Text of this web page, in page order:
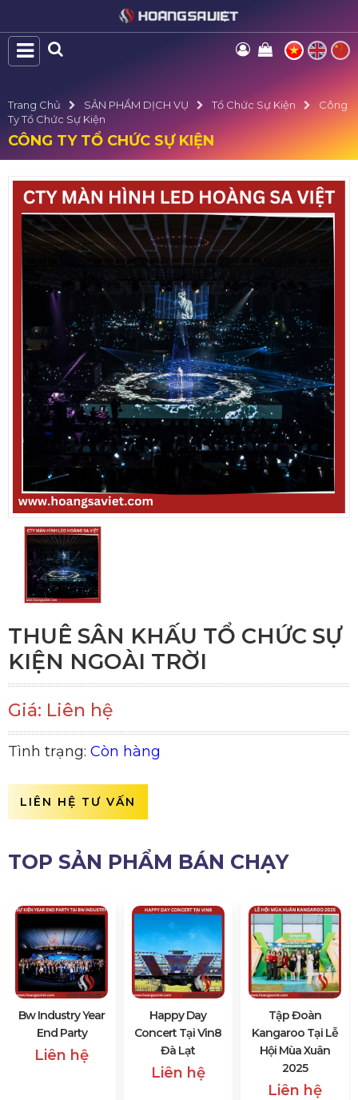
Trang Chủ SẢN PHẨM DỊCH VỤ Tổ Chức Sự Kiện
Công
Ty Tổ Chức Sự Kiện
CÔNG TY TỔ CHỨC SỰ KIỆN
THUÊ SÂN KHẤU TỔ CHỨC SỰ
KIỆN NGOÀI TRỜI
Giá: Liên hệ
Tình trạng: Còn hàng
LIÊN HỆ TƯ VẤN
TOP SẢN PHẨM BÁN CHẠY
Bw Industry Year
End Party
Liên hệ
Happy Day
Concert Tại Vin8
Đà Lạt
Liên hệ
Tập Đoàn
Kangaroo Tại Lễ
Hội Mùa Xuân
2025
Liên hệ